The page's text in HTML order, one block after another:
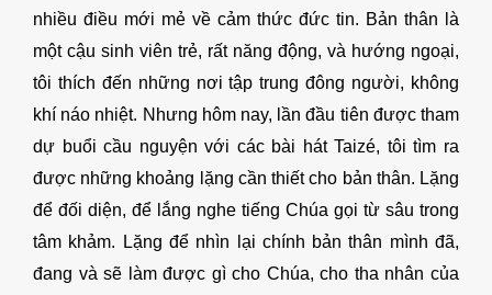
nhiều điều mới mẻ về cảm thức đức tin. Bản thân là
một cậu sinh viên trẻ, rất năng động, và hướng ngoại,
tôi thích đến những nơi tập trung đông người, không
khí náo nhiệt. Nhưng hôm nay, lần đầu tiên được tham
dự buổi cầu nguyện với các bài hát Taizé, tôi tìm ra
được những khoảng lặng cần thiết cho bản thân. Lặng
để đối diện, để lắng nghe tiếng Chúa gọi từ sâu trong
tâm khảm. Lặng để nhìn lại chính bản thân mình đã,
đang và sẽ làm được gì cho Chúa, cho tha nhân của